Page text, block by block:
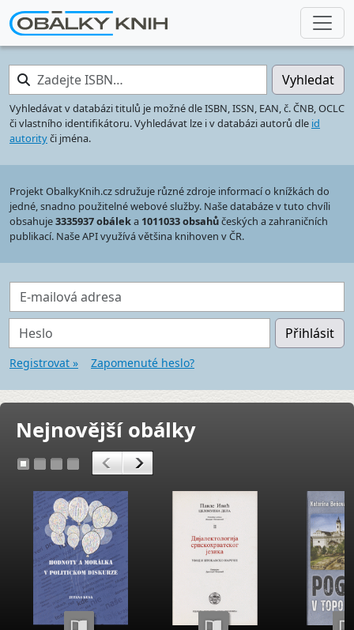
Zadejte ISBN… Vyhledat
Vyhledávat v databázi titulů je možné dle ISBN, ISSN, EAN, č. ČNB, OCLC
či vlastního identifikátoru. Vyhledávat lze i v databázi autorů dle id
autorityči jména.
Projekt ObalkyKnih.cz sdružuje různé zdroje informací o knížkách do
jedné, snadno použitelné webové služby. Naše databáze v tuto chvíli
obsahuje3335937 obáleka 1011033 obsahůčeských a zahraničních
publikací. Naše API využívá většina knihoven v ČR.
E-mailová adresa
Heslo Přihlásit
Registrovat » Zapomenuté heslo?
Nejnovější obálky
1 2 3 4 < >